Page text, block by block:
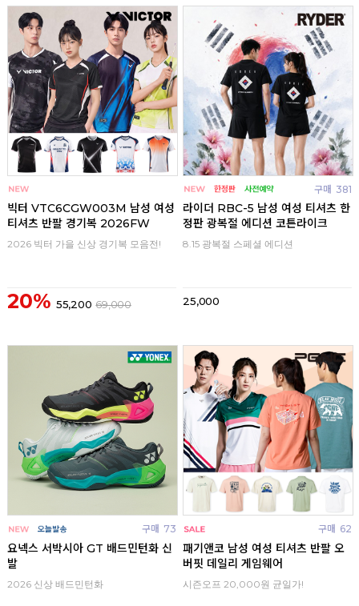
빅터 VTC6CGW003M 남성 여성
티셔츠 반팔 경기복 2026FW
2026 빅터 가을 신상 경기복 모음전!
20% 55,200 69,000
구매 381
라이더 RBC-5 남성 여성 티셔츠 한
정판 광복절 에디션 코튼라이크
8.15 광복절 스페셜 에디션
25,000
구매 73
요넥스 서박시아 GT 배드민턴화 신
발
2026 신상 배드민턴화
구매 62
패기앤코 남성 여성 티셔츠 반팔 오
버핏 데일리 게임웨어
시즌오프 20,000원 균일가!